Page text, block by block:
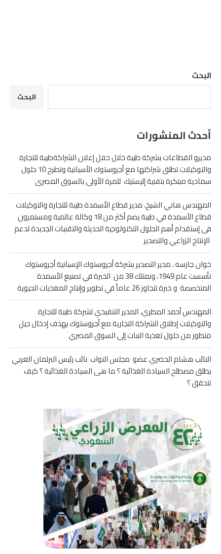
البحث
البحث
أحدث المنشورات
مديرو القطاعات بشركة طيبة خلال حفل إعلان الشراكةطيبة للتجارة
والتوكيلات تطلق شراكتها مع أجروستوك الأسبانية وتطرح 10 حلول
سمادية مبتكرة بتفنية إليستيك للمرة الأولى بالسوق المصرى
المهندس هاني الشيخ، مدير قطاع الأسمدة طيبة للتجارة والتوكيلات
قطاع الأسمدة في طيبة يضم أكثر من 18 وكالة عالمية ومستمرون
فى إستقدام أهم الحلول التكنولوجية الحديثة والتقنيات الجديدة لدعم
الإنتاج الزراعي والتصدير
خوان جارسه ، مدير التصدير بشركة أجروستوك الإسبانية أجروستوك
تأسست عام 1949، ونمتلك 38 من الخبرة في تصنيع الأسمدة
المتخصصة و خبرة تتجاوز 26 عاماً في تطوير وإنتاج المغذيات الحيوية
المهندس أحمد المطري، المدير التنفيذي لشركة طيبة للتجارة
والتوكيلات إطلاق الشراكة التجارية مع أجروستوك يهدف إدخال جيل
متطور من حلول تغذية النبات إلى السوق المصري
النائب هشام الحصري عضو مجلس النواب نائب رئيس البرلمان العربي
يطلق مصطلح السيادة الغذائية ؟ ما هى السيادة الغذائية ؟ كيف
تتحقق ؟